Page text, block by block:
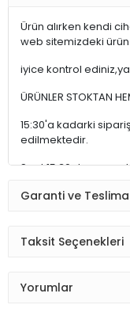
Ürün alırken kendi
web sitemizdeki
iyice kontrol
ÜRÜNLER STOKTAN
15:30'a kadarki
edilmektedir.
Saat 15:30 dan
Siparişiniz kontrol
düzenlenmesini
Garanti ve
Taksit Seçenekleri
Yorumlar